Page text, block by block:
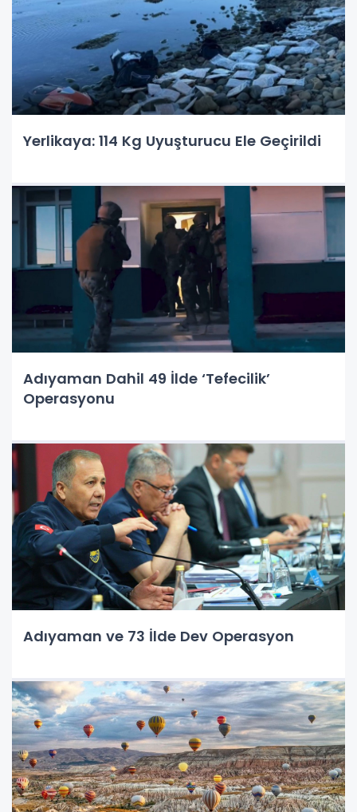
Yerlikaya: 114 Kg Uyuşturucu Ele Geçirildi
Adıyaman Dahil 49 İlde ‘Tefecilik’
Operasyonu
Adıyaman ve 73 İlde Dev Operasyon